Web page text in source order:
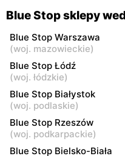
Blue Stop
Warszawa, ul. Portofino 8
Warszawa, ul. Edwarda
Dembowskiego 10
Blue Stop
Piastów, ul. Ks. Ignacego
Skorupki 2
Blue Stop sklepy
Blue Stop Warszawa
(woj. mazowieckie)
Blue Stop Łódź
(woj. łódzkie)
Blue Stop Białystok
(woj. podlaskie)
Blue Stop Rzeszów
(woj. podkarpackie)
Blue Stop Bielsko-Biała